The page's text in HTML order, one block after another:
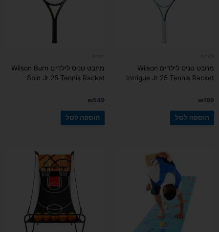
מחבט טניס לילדים Wilson
Intrigue Jr 25 Tennis Racket
₪199
הוספה לסל
מחבט טניס לילדים Wilson Burn
Spin Jr 25 Tennis Racket
₪549
הוספה לסל